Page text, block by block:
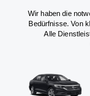
Wir haben die
Bedürfnisse. Von
Alle